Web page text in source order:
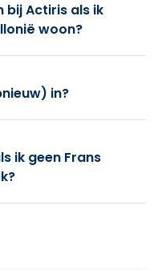
bij Actiris als ik
woon?
in?
ik geen Frans